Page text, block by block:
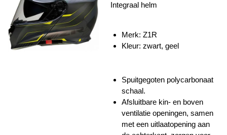
Integraal helm
Merk: Z1R
Kleur: zwart, geel
Spuitgegoten polycarbonaat
schaal.
Afsluitbare kin- en boven
ventilatie openingen, samen
met een uitlaatopening aan